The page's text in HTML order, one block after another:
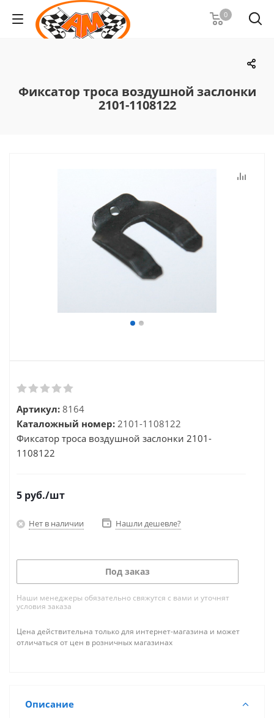
0
Фиксатор троса воздушной заслонки
2101-1108122
Артикул: 8164
Каталожный номер: 2101-1108122
Фиксатор троса воздушной заслонки 2101-
1108122
5 руб./шт
Нет в наличии Нашли дешевле?
Под заказ
Наши менеджеры обязательно свяжутся с вами и уточнят
условия заказа
Цена действительна только для интернет-магазина и может
отличаться от цен в розничных магазинах
Описание